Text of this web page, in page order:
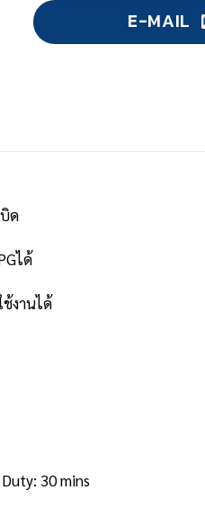
E-MAIL
ด
ได้
ช้งานได้
30 mins